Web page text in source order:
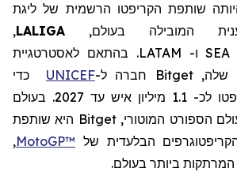
שותפת הקריפטו הרשמית של ליגת
המובילה בעולם, LALIGA
,
SEA ו- LATAM
. בהתאם לאסטרטגיית
שלה, Bitget חברה ל-UNICEF
כדי
מיליון איש עד 2027.
בעולם
הספורט המוטורי, Bitget היא שותפת
הבלעדית של MotoGP™
,
המרתקות ביותר בעולם.